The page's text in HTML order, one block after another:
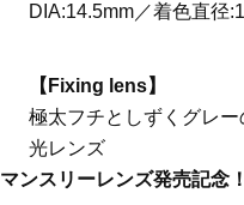
DIA:14.5mm／着色直径
【Fixing lens】
極太フチとしずくグレ
光レンズ
マンスリーレンズ発売記念